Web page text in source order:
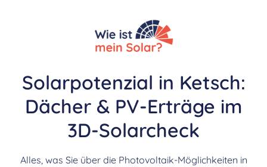
Solarpotenzial in Ketsch:
Dächer & PV-Erträge im
3D-Solarcheck
Alles, was Sie über die Photovoltaik-Möglichkeiten in